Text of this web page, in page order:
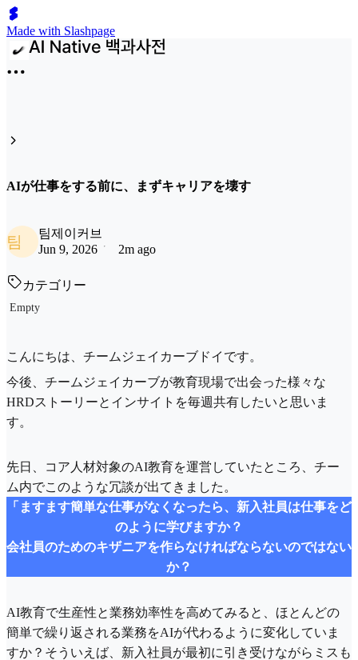
Made with Slashpage
AIが仕事をする前に、まずキャリアを壊す
팀
팀제이커브
Jun 9, 2026
2m ago
カテゴリー
Empty
こんにちは、チームジェイカーブドイです。
今後、チームジェイカーブが教育現場で出会った様々な
HRDストーリーとインサイトを毎週共有したいと思いま
す。
先日、コア人材対象のAI教育を運営していたところ、チー
ム内でこのような冗談が出てきました。
「ますます簡単な仕事がなくなったら、新入社員は仕事をど
のように学びますか？
会社員のためのキザニアを作らなければならないのではない
か？
AI教育で生産性と業務効率性を高めてみると、ほとんどの
簡単で繰り返される業務をAIが代わるように変化していま
すか？そういえば、新入社員が最初に引き受けながらミスも